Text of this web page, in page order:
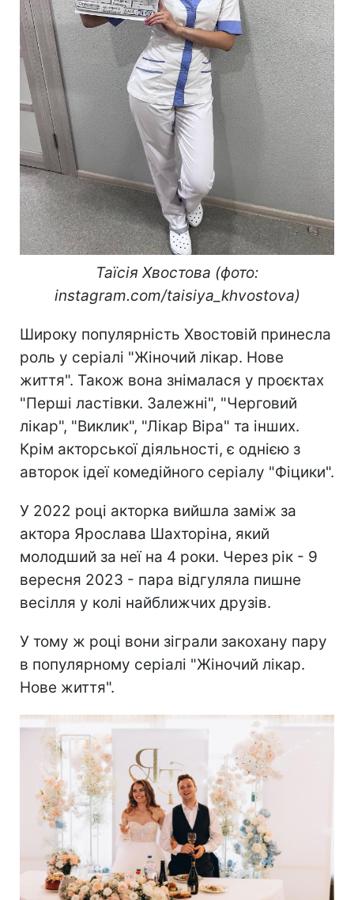
Таїсія Хвостова (фото:
instagram.com/taisiya_khvostova)
Широку популярність Хвостовій принесла
роль у серіалі "Жіночий лікар. Нове
життя". Також вона знімалася у проєктах
"Перші ластівки. Залежні", "Черговий
лікар", "Виклик", "Лікар Віра" та інших.
Крім акторської діяльності, є однією з
авторок ідеї комедійного серіалу "Фіцики".
У 2022 році акторка вийшла заміж за
актора Ярослава Шахторіна, який
молодший за неї на 4 роки. Через рік - 9
вересня 2023 - пара відгуляла пишне
весілля у колі найближчих друзів.
У тому ж році вони зіграли закохану пару
в популярному серіалі "Жіночий лікар.
Нове життя".